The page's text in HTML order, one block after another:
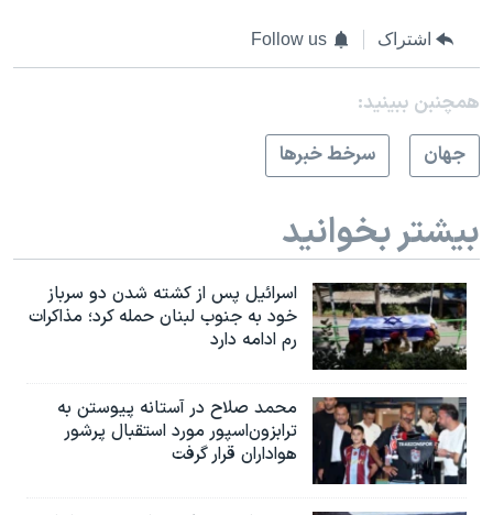
اشتراک Follow us
همچنبن ببینید:
جهان
سرخط خبرها
بیشتر بخوانید
اسرائیل پس از کشته شدن دو سرباز
خود به جنوب لبنان حمله کرد؛ مذاکرات
رم ادامه دارد
محمد صلاح در آستانه پیوستن به
ترابزون‌اسپور مورد استقبال پرشور
هواداران قرار گرفت